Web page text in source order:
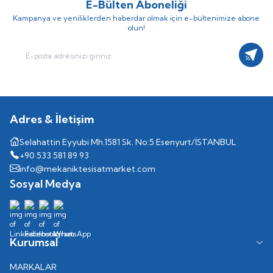
E-Bülten Aboneliği
Kampanya ve yeniliklerden haberdar olmak için e-bültenimize abone
olun!
Adres & İletişim
Selahattin Eyyubi Mh.1581 Sk. No:5 Esenyurt/İSTANBUL
+90 533 581 89 93
info@mekaniktesisatmarket.com
Sosyal Medya
Kurumsal
MARKALAR